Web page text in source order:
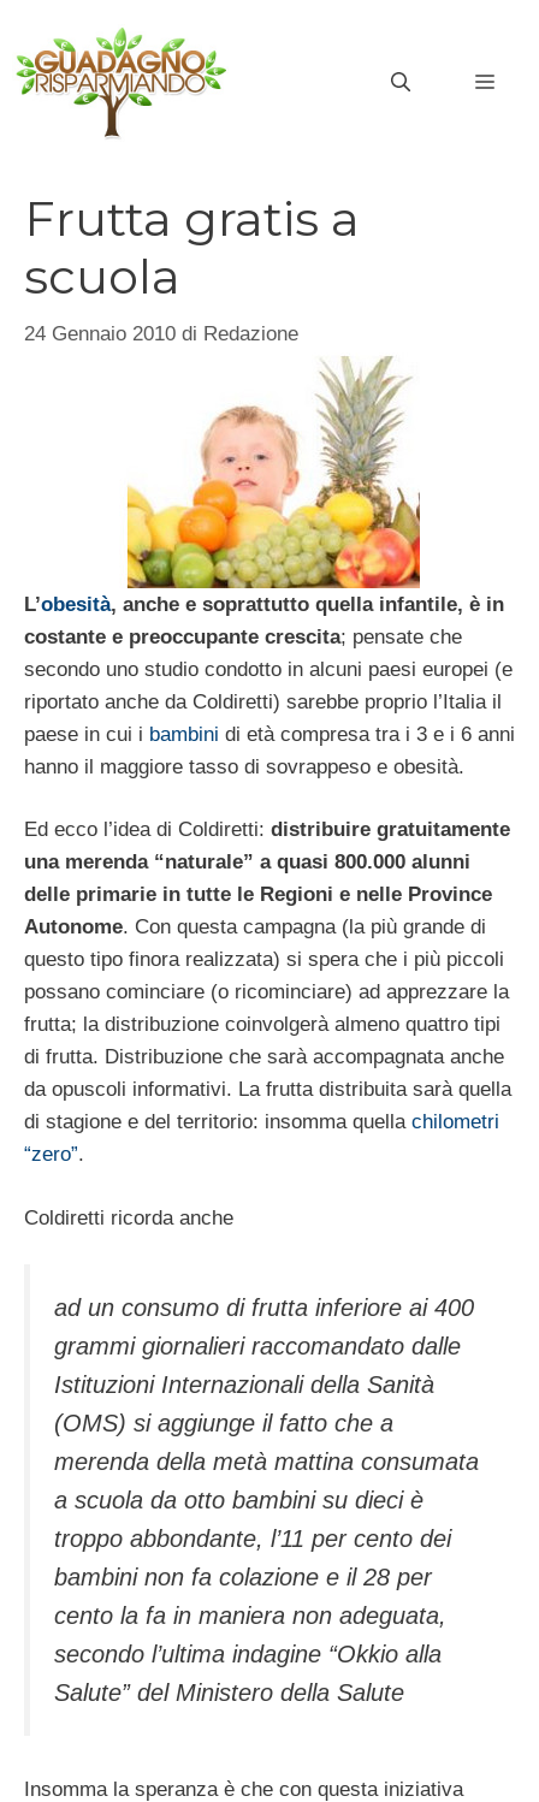
contenuto
Frutta gratis a
scuola
24 Gennaio 2010 di Redazione
L’obesità, anche e soprattutto quella infantile, è in
costante e preoccupante crescita; pensate che
secondo uno studio condotto in alcuni paesi europei (e
riportato anche da Coldiretti) sarebbe proprio l’Italia il
paese in cui i bambini di età compresa tra i 3 e i 6 anni
hanno il maggiore tasso di sovrappeso e obesità.
Ed ecco l’idea di Coldiretti: distribuire gratuitamente
una merenda “naturale” a quasi 800.000 alunni
delle primarie in tutte le Regioni e nelle Province
Autonome. Con questa campagna (la più grande di
questo tipo finora realizzata) si spera che i più piccoli
possano cominciare (o ricominciare) ad apprezzare la
frutta; la distribuzione coinvolgerà almeno quattro tipi
di frutta. Distribuzione che sarà accompagnata anche
da opuscoli informativi. La frutta distribuita sarà quella
di stagione e del territorio: insomma quella chilometri
“zero”.
Coldiretti ricorda anche
ad un consumo di frutta inferiore ai 400
grammi giornalieri raccomandato dalle
Istituzioni Internazionali della Sanità
(OMS) si aggiunge il fatto che a
merenda della metà mattina consumata
a scuola da otto bambini su dieci è
troppo abbondante, l’11 per cento dei
bambini non fa colazione e il 28 per
cento la fa in maniera non adeguata,
secondo l’ultima indagine “Okkio alla
Salute” del Ministero della Salute
Insomma la speranza è che con questa iniziativa